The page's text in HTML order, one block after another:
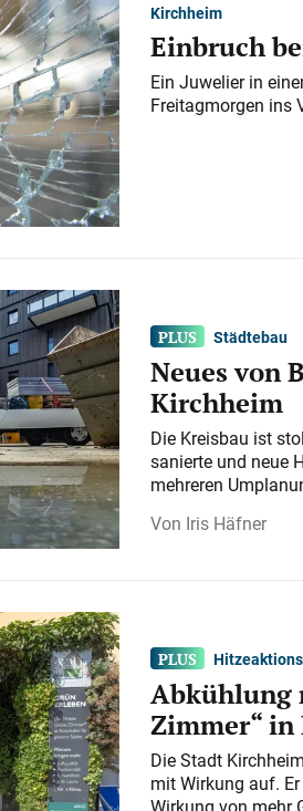
Kirchheim
Einbruch
Ein Juwelier in
Freitagmorgen ins
Städtebau
Neues von
Kirchheim
Die Kreisbau ist
sanierte und neue
mehreren
Iris Häfner
Abkühlung
Zimmer“
Die Stadt
mit Wirkung auf.